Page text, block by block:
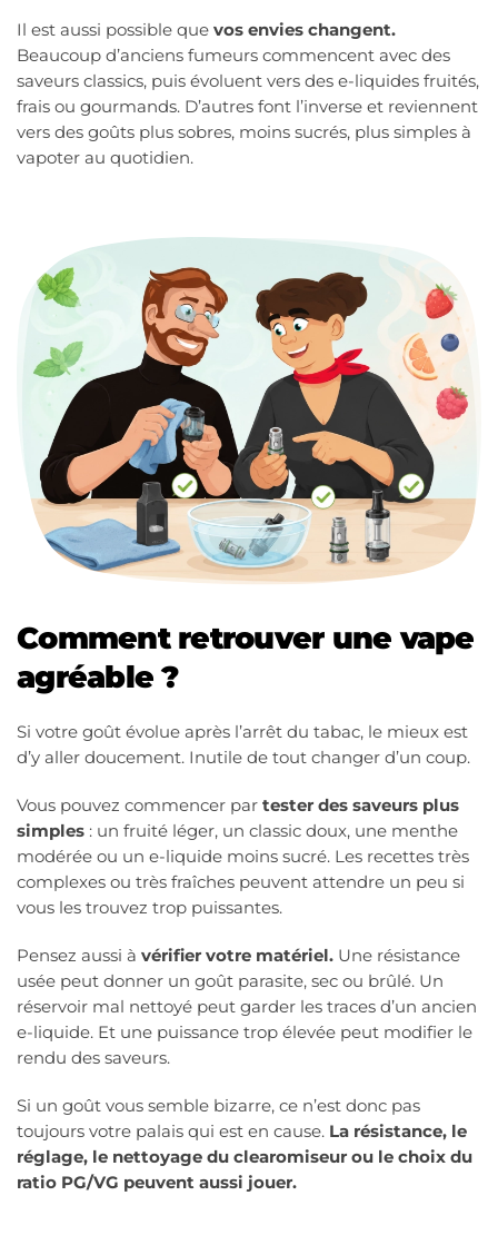
Il est aussi possible que vos envies changent.
Beaucoup d’anciens fumeurs commencent avec des
saveurs classics, puis évoluent vers des e-liquides fruités,
frais ou gourmands. D’autres font l’inverse et reviennent
vers des goûts plus sobres, moins sucrés, plus simples à
vapoter au quotidien.
Comment retrouver une vape
agréable ?
Si votre goût évolue après l’arrêt du tabac, le mieux est
d’y aller doucement. Inutile de tout changer d’un coup.
Vous pouvez commencer par tester des saveurs plus
simples : un fruité léger, un classic doux, une menthe
modérée ou un e-liquide moins sucré. Les recettes très
complexes ou très fraîches peuvent attendre un peu si
vous les trouvez trop puissantes.
Pensez aussi à vérifier votre matériel. Une résistance
usée peut donner un goût parasite, sec ou brûlé. Un
réservoir mal nettoyé peut garder les traces d’un ancien
e-liquide. Et une puissance trop élevée peut modifier le
rendu des saveurs.
Si un goût vous semble bizarre, ce n’est donc pas
toujours votre palais qui est en cause. La résistance, le
réglage, le nettoyage du clearomiseur ou le choix du
ratio PG/VG peuvent aussi jouer.